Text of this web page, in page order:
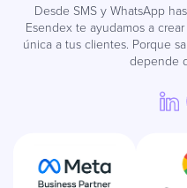
Desde SMS y WhatsApp
Esendex te ayudamos a
única a tus clientes. Porque
depende